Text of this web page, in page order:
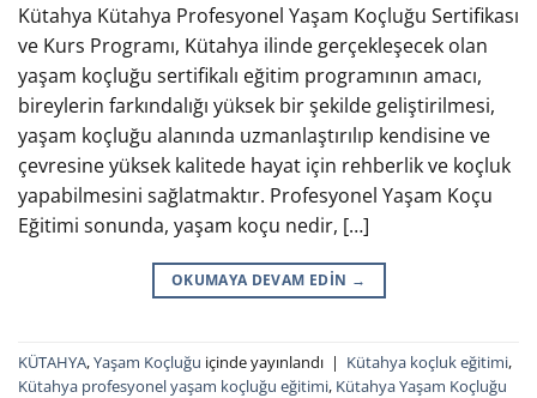
Kütahya Kütahya Profesyonel Yaşam Koçluğu Sertifikası
ve Kurs Programı, Kütahya ilinde gerçekleşecek olan
yaşam koçluğu sertifikalı eğitim programının amacı,
bireylerin farkındalığı yüksek bir şekilde geliştirilmesi,
yaşam koçluğu alanında uzmanlaştırılıp kendisine ve
çevresine yüksek kalitede hayat için rehberlik ve koçluk
yapabilmesini sağlatmaktır. Profesyonel Yaşam Koçu
Eğitimi sonunda, yaşam koçu nedir, […]
OKUMAYA DEVAM EDIN →
KÜTAHYA,Yaşam Koçluğu içinde yayınlandı | Kütahya koçluk eğitimi,
Kütahya profesyonel yaşam koçluğu eğitimi, Kütahya Yaşam Koçluğu